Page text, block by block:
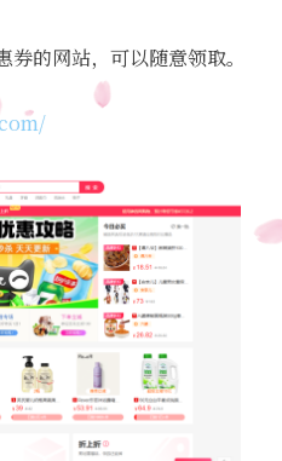
的网站，可以随意领取。